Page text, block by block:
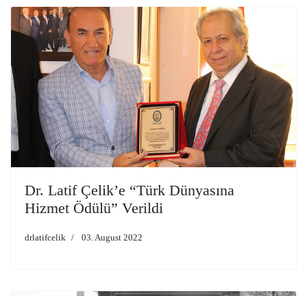
Dr. Latif Çelik’e “Türk Dünyasına
Hizmet Ödülü” Verildi
drlatifcelik 03. August 2022